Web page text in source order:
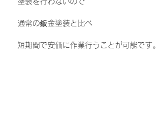
通常の鈑金塗装と比べ
短期間で安価に作業行うことが可能です。